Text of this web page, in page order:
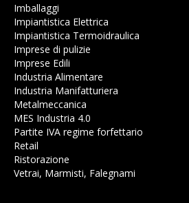
Imballaggi
Impiantistica Elettrica
Impiantistica Termoidraulica
Imprese di pulizie
Imprese Edili
Industria Alimentare
Industria Manifatturiera
Metalmeccanica
MES Industria 4.0
Partite IVA regime forfettario
Retail
Ristorazione
Vetrai, Marmisti, Falegnami